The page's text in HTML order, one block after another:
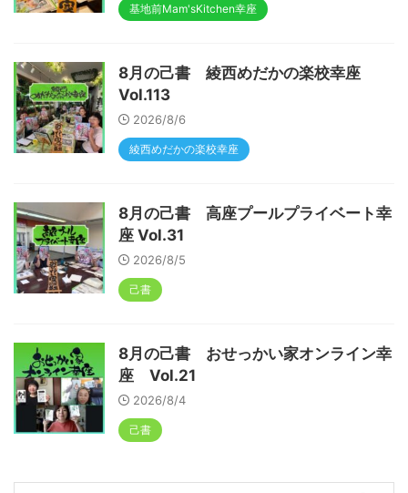
基地前Mam'sKitchen幸座
8月の己書 綾西めだかの楽校幸座
Vol.113
2026/8/6
綾西めだかの楽校幸座
8月の己書 高座プールプライベート幸
座 Vol.31
2026/8/5
己書
8月の己書 おせっかい家オンライン幸
座 Vol.21
2026/8/4
己書